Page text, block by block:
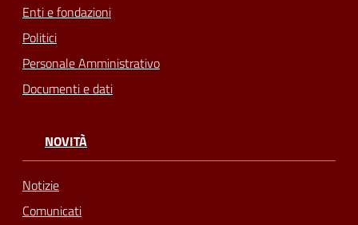
Enti e fondazioni
Politici
Personale Amministrativo
Documenti e dati
NOVITÀ
Notizie
Comunicati